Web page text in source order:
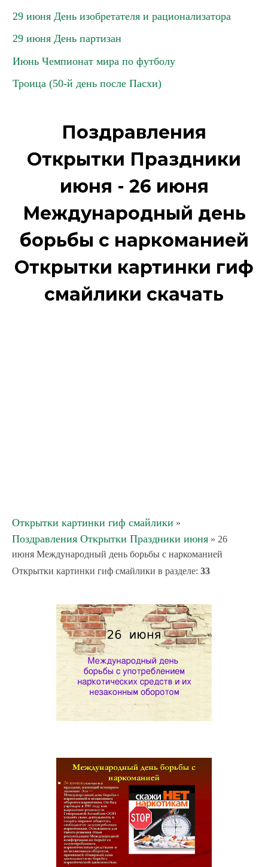
29 июня День изобретателя и рационализатора
29 июня День партизан
Июнь Чемпионат мира по футболу
Троица (50-й день после Пасхи)
Поздравления
Открытки Праздники
июня - 26 июня
Международный день
борьбы с наркоманией
Открытки картинки гиф
смайлики скачать
Открытки картинки гиф смайлики »
Поздравления Открытки Праздники июня » 26
июня Международный день борьбы с наркоманией
Открытки картинки гиф смайлики в разделе: 33